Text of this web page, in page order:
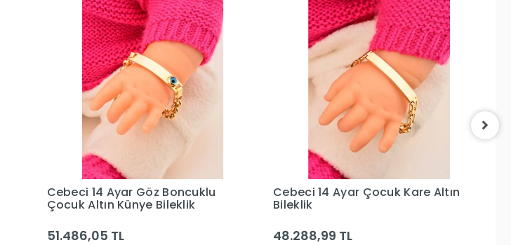
Cebeci 14 Ayar Çocuk Kare Altın
Bileklik
48.288,99 TL
Cebeci 14 Ayar Çocuk Altın
Künye Şerit Bileklik
51.685,87 TL